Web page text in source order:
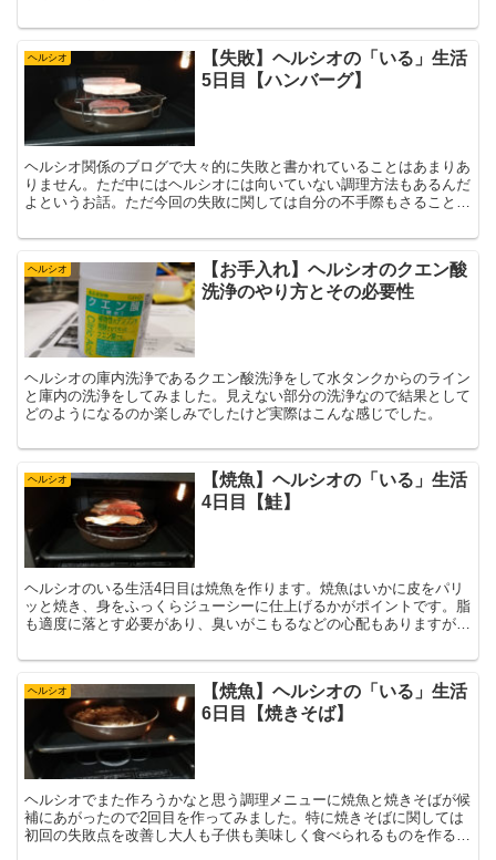
ヘルシオ
【失敗】ヘルシオの「いる」生活
5日目【ハンバーグ】
ヘルシオ関係のブログで大々的に失敗と書かれていることはあまりあ
りません。ただ中にはヘルシオには向いていない調理方法もあるんだ
よというお話。ただ今回の失敗に関しては自分の不手際もさることな
お話です。
ヘルシオ
【お手入れ】ヘルシオのクエン酸
洗浄のやり方とその必要性
ヘルシオの庫内洗浄であるクエン酸洗浄をして水タンクからのライン
と庫内の洗浄をしてみました。見えない部分の洗浄なので結果として
どのようになるのか楽しみでしたけど実際はこんな感じでした。
ヘルシオ
【焼魚】ヘルシオの「いる」生活
4日目【鮭】
ヘルシオのいる生活4日目は焼魚を作ります。焼魚はいかに皮をパリ
ッと焼き、身をふっくらジューシーに仕上げるかがポイントです。脂
も適度に落とす必要があり、臭いがこもるなどの心配もありますが果
ヘルシオ
【焼魚】ヘルシオの「いる」生活
6日目【焼きそば】
ヘルシオでまた作ろうかなと思う調理メニューに焼魚と焼きそばが候
補にあがったので2回目を作ってみました。特に焼きそばに関しては
初回の失敗点を改善し大人も子供も美味しく食べられるものを作るこ